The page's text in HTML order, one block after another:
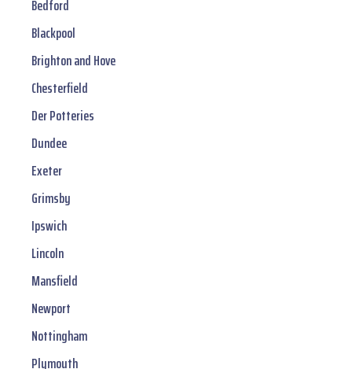
Bedford
Blackpool
Brighton and Hove
Chesterfield
Der Potteries
Dundee
Exeter
Grimsby
Ipswich
Lincoln
Mansfield
Newport
Nottingham
Plymouth